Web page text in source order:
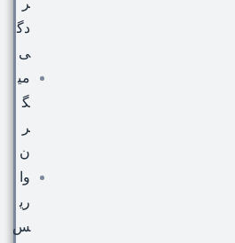
ر
دگ
ی
می
گ
ر
ن
وا
ری
س